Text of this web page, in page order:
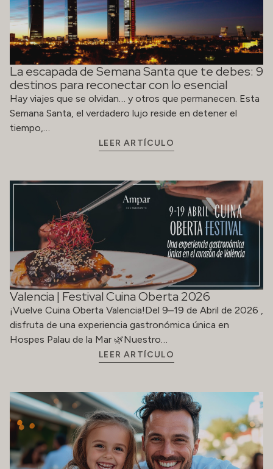
La escapada de Semana Santa que te debes: 9
destinos para reconectar con lo esencial
Hay viajes que se olvidan… y otros que permanecen. Esta
Semana Santa, el verdadero lujo reside en detener el
tiempo,…
LEER ARTÍCULO
Valencia | Festival Cuina Oberta 2026
¡Vuelve Cuina Oberta Valencia!Del 9–19 de Abril de 2026 ,
disfruta de una experiencia gastronómica única en
Hospes Palau de la Mar 🌿Nuestro…
LEER ARTÍCULO